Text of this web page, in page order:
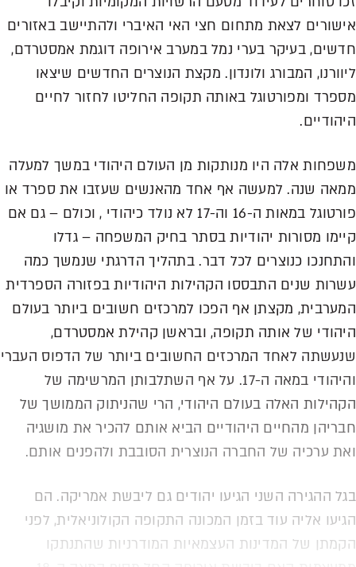
אישורים לצאת מתחום חצי האי האיברי ולהתיישב באזורים
חדשים, בעיקר בערי נמל במערב אירופה דוגמת אמסטרדם,
ליוורנו, המבורג ולונדון. מקצת הנוצרים החדשים שיצאו
מספרד ומפורטוגל באותה תקופה החליטו לחזור לחיים
היהודיים.
משפחות אלה היו מנותקות מן העולם היהודי במשך למעלה
ממאה שנה. למעשה אף אחד מהאנשים שעזבו את ספרד או
פורטוגל במאות ה-16 וה-17 לא נולד כיהודי , וכולם – גם אם
קיימו מסורות יהודיות בסתר בחיק המשפחה – גדלו
והתחנכו כנוצרים לכל דבר. בתהליך הדרגתי שנמשך כמה
עשרות שנים התבססו הקהילות היהודיות בפזורה הספרדית
המערבית, מקצתן אף הפכו למרכזים חשובים ביותר בעולם
היהודי של אותה תקופה, ובראשן קהילת אמסטרדם,
שנעשתה לאחד המרכזים החשובים ביותר של הדפוס העברי
והיהודי במאה ה-17. על אף השתלבותן המרשימה של
הקהילות האלה בעולם היהודי, הרי שהניתוק הממושך של
חבריהן מהחיים היהודיים הביא אותם להכיר את מושגיה
ואת ערכיה של החברה הנוצרית הסובבת ולהפנים אותם.
בגל ההגירה השני הגיעו יהודים גם ליבשת אמריקה. הם
הגיעו אליה עוד בזמן המכונה התקופה הקולוניאלית, לפני
הקמתן של המדינות העצמאיות המודרניות שהתנתקו